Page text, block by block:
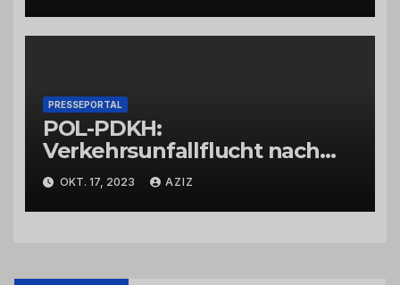
PRESSEPORTAL
POL-PDKH:
Verkehrsunfallflucht nach
Abbiegevorgang
OKT. 17, 2023 AZIZ